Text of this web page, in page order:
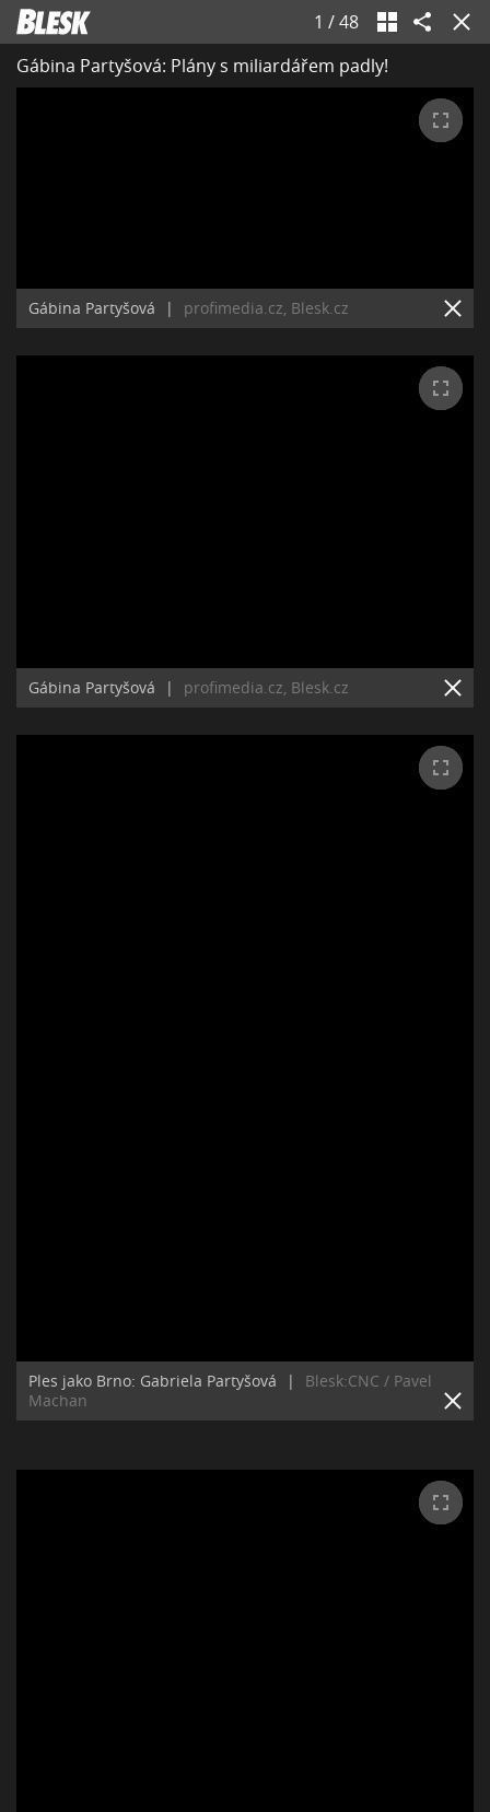
1 /48
Gábina Partyšová: Plány s miliardářem padly!
Gábina Partyšová | profimedia.cz, Blesk.cz
Gábina Partyšová | profimedia.cz, Blesk.cz
Ples jako Brno: Gabriela Partyšová |
Blesk:CNC / Pavel
Machan